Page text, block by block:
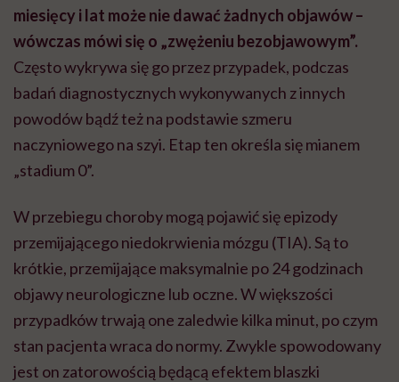
miesięcy i lat może nie dawać żadnych objawów –
wówczas mówi się o „zwężeniu bezobjawowym”.
Często wykrywa się go przez przypadek, podczas
badań diagnostycznych wykonywanych z innych
powodów bądź też na podstawie szmeru
naczyniowego na szyi. Etap ten określa się mianem
„stadium 0”.
W przebiegu choroby mogą pojawić się epizody
przemijającego niedokrwienia mózgu (TIA). Są to
krótkie, przemijające maksymalnie po 24 godzinach
objawy neurologiczne lub oczne. W większości
przypadków trwają one zaledwie kilka minut, po czym
stan pacjenta wraca do normy. Zwykle spowodowany
jest on zatorowością będącą efektem blaszki